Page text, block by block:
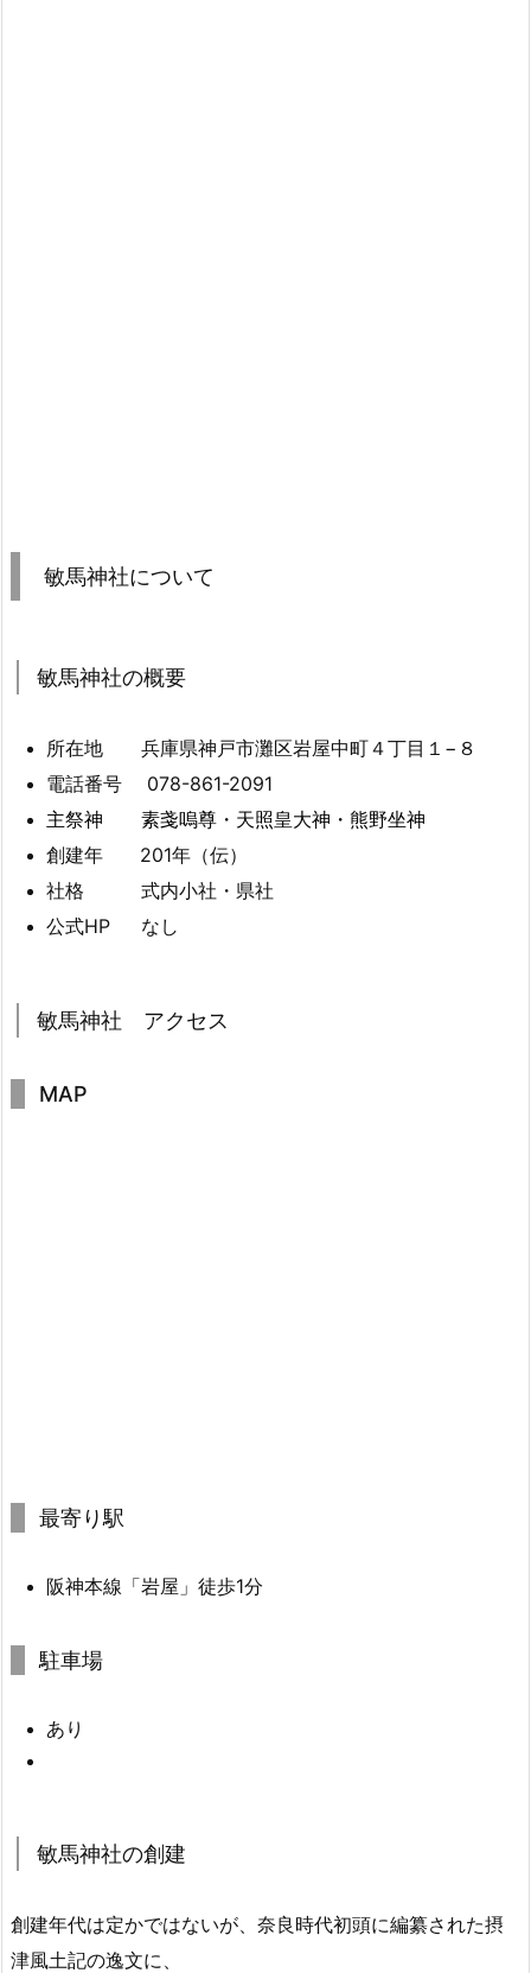
敏馬神社について
敏馬神社の概要
所在地 兵庫県神戸市灘区岩屋中町４丁目１−８
電話番号
078-861-2091
主祭神 素戔嗚尊・天照皇大神・熊野坐神
創建年 201年（伝）
社格 式内小社・県社
公式HP なし
敏馬神社 アクセス
MAP
最寄り駅
阪神本線「岩屋」徒歩1分
駐車場
あり
敏馬神社の創建
創建年代は定かではないが、奈良時代初頭に編纂された摂
津風土記の逸文に、